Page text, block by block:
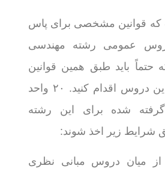
که قوانین مشخصی برای پاس
دروس عمومی رشته مهندسی
حتماً باید طبق همین قوانین
برای سپری کردن این دروس اقدام کنید. ۲۰ واحد
شده برای این رشته
شرایط زیر اخذ شوند:
از میان دروس مبانی نظری